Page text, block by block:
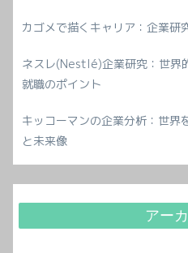
カゴメで描くキャリア：企業研
ネスレ(Nestlé)企業研究：世界
就職のポイント
キッコーマンの企業分析：世界
と未来像
アー